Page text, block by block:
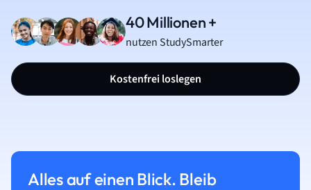
40 Millionen +
nutzen StudySmarter
Kostenfrei loslegen
Alles auf einen Blick. Bleib